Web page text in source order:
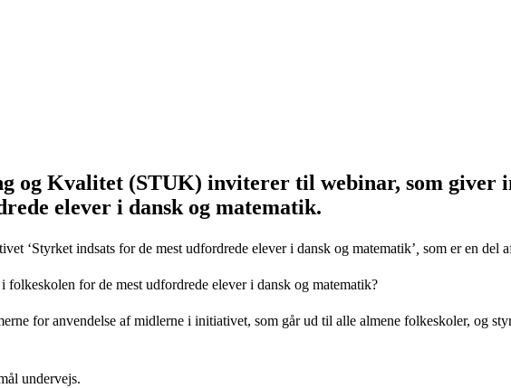
og Kvalitet (STUK) inviterer til webinar, som
elever i dansk og matematik.
‘Styrket indsats for de mest udfordrede elever i dansk og matematik’ som er en del
folkeskolen for de mest udfordrede elever i dansk og matematik?
for anvendelse af midlerne i initiativet, som går ud til alle almene folkeskoler, og
undervejs.